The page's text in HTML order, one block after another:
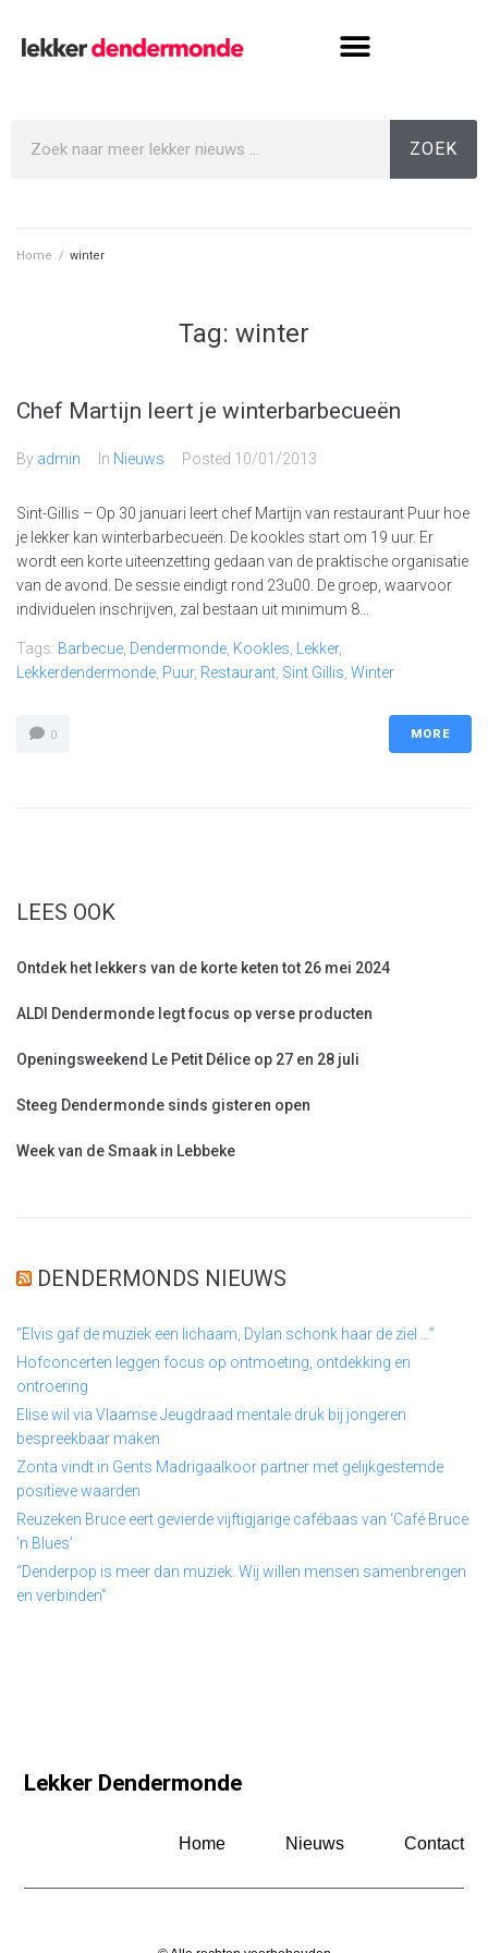
ZOEK
Home / winter
Tag: winter
Chef Martijn leert je winterbarbecueën
By admin In Nieuws Posted 10/01/2013
Sint-Gillis – Op 30 januari leert chef Martijn van restaurant Puur hoe
je lekker kan winterbarbecueën. De kookles start om 19 uur. Er
wordt een korte uiteenzetting gedaan van de praktische organisatie
van de avond. De sessie eindigt rond 23u00. De groep, waarvoor
individuelen inschrijven, zal bestaan uit minimum 8...
Tags: Barbecue Dendermonde Kookles Lekker,
Lekkerdendermonde Puur, Restaurant Sint Gillis Winter
0 MORE
LEES OOK
Ontdek het lekkers van de korte keten tot 26 mei 2024
ALDI Dendermonde legt focus op verse producten
Openingsweekend Le Petit Délice op 27 en 28 juli
Steeg Dendermonde sinds gisteren open
Week van de Smaak in Lebbeke
DENDERMONDS NIEUWS
“Elvis gaf de muziek een lichaam, Dylan schonk haar de ziel …”
Hofconcerten leggen focus op ontmoeting, ontdekking en
ontroering
Elise wil via Vlaamse Jeugdraad mentale druk bij jongeren
bespreekbaar maken
Zonta vindt in Gents Madrigaalkoor partner met gelijkgestemde
positieve waarden
Reuzeken Bruce eert gevierde vijftigjarige cafébaas van ‘Café Bruce
’n Blues’
“Denderpop is meer dan muziek. Wij willen mensen samenbrengen
en verbinden”
Lekker Dendermonde
Home Nieuws Contact